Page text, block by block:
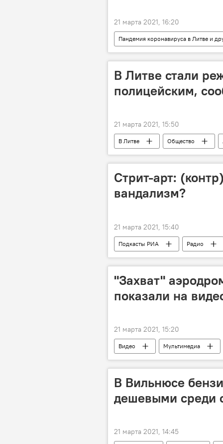
21 марта 2021, 16:20
Пандемия коронавируса в Литве и
коронавирус
вакцина
В Литве стали
полицейским,
21 марта 2021, 15:50
В Литве Общество
взятки полицейским
Стрит-арт:
вандализм?
21 марта 2021, 15:40
Подкасты РИА Радио
"Захват"
показали на
21 марта 2021, 15:20
Видео Мультимедиа
В Вильнюсе
дешевыми среди
21 марта 2021, 14:45